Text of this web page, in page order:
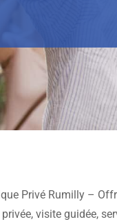
Privé Rumilly –
visite guidée,